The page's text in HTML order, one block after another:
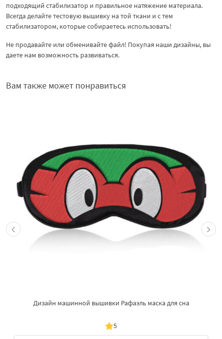
подходящий стабилизатор и правильное натяжение материала.
Всегда делайте тестовую вышивку на той ткани и с тем
стабилизатором, которые собираетесь использовать!
Не продавайте или обменивайте файл! Покупая наши дизайны, вы
даете нам возможность развиваться.
Вам также может понравиться
Дизайн машинной вышивки Рафаэль маска для сна
5